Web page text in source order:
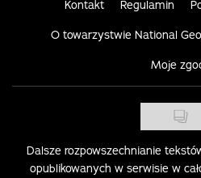
Kontakt Regulamin
O towarzystwie National
Moje
Dalsze rozpowszechnianie
opublikowanych w serwisie w